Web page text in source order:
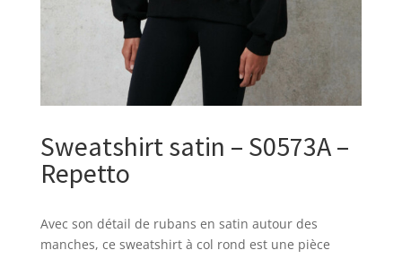
Sweatshirt satin – S0573A –
Repetto
Avec son détail de rubans en satin autour des
manches, ce sweatshirt à col rond est une pièce